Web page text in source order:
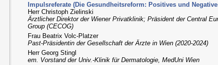
Impulsreferate (Die Gesundheitsreform: Positives und
Herr Christoph Zielinski
Ärztlicher Direktor der Wiener Privatklinik; Präsident der Central
Group (CECOG)
Frau Beatrix Volc-Platzer
Past-Präsidentin der Gesellschaft der Ärzte in Wien (2020-2024)
Herr Georg Stingl
em. Vorstand der Univ.-Klinik für Dermatologie, MedUni Wien